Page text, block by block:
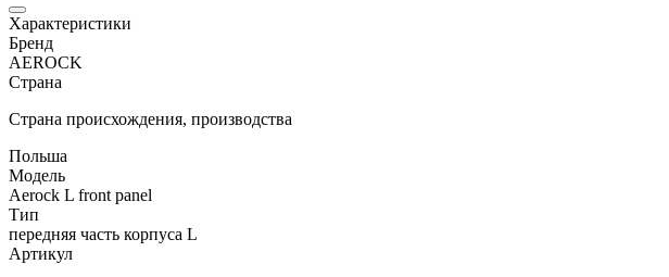
Характеристики
Бренд
AEROCK
Страна
Страна происхождения, производства
Польша
Модель
Aerock L front panel
Тип
передняя часть корпуса L
Артикул